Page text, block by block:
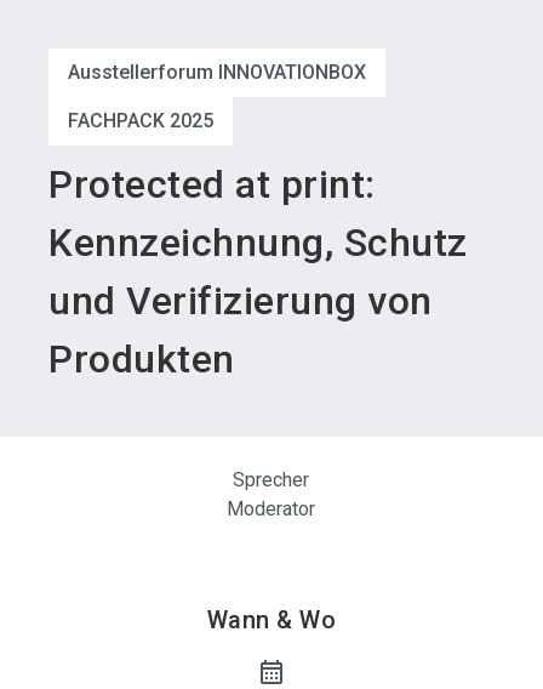
Ausstellerforum INNOVATIONBOX
FACHPACK 2025
Protected at print:
Kennzeichnung, Schutz
und Verifizierung von
Produkten
Sprecher
Moderator
Wann & Wo
calendar_month